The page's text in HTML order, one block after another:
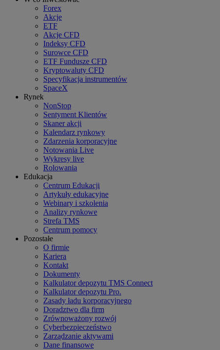
Forex
Akcje
ETF
Akcje CFD
Indeksy CFD
Surowce CFD
ETF Fundusze CFD
Kryptowaluty CFD
Specyfikacja instrumentów
SpaceX
Rynek
NonStop
Sentyment Klientów
Skaner akcji
Kalendarz rynkowy
Zdarzenia korporacyjne
Notowania Live
Wykresy live
Rolowania
Edukacja
Centrum Edukacji
Artykuły edukacyjne
Webinary i szkolenia
Analizy rynkowe
Strefa TMS
Centrum pomocy
Pozostałe
O firmie
Kariera
Kontakt
Dokumenty
Kalkulator depozytu TMS Connect
Kalkulator depozytu Pro.
Zasady ładu korporacyjnego
Doradztwo dla firm
Zrównoważony rozwój
Cyberbezpieczeństwo
Zarządzanie aktywami
Dane finansowe